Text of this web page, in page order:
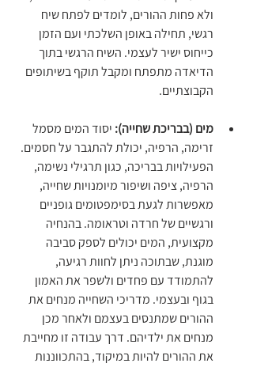
ולא פחות ההורים, לומדים לפתח שיח
רגשי, תחילה באופן השלכתי ועם הזמן
כייחוס ישיר לעצמי. השיח הרגשי בתוך
הדיאדה מתפתח ומקבל תוקף בשיתופים
הקבוצתיים.
מים (בבריכת שחייה): יסוד המים מסמל
זרימה, הרפיה, יכולת להתגבר על חסמים.
הפעילויות בבריכה, כגון תרגילי נשימה,
הרפיה, ציפה ושיפור מיומנויות שחייה,
מאפשרות לגעת בסימפטומים גופניים
ורגשיים של חרדה וטראומה. בהנחיה
מקצועית, המים יכולים לספק סביבה
מוגנת, שבתוכה ניתן לחוות רגיעה,
להתמודד עם פחדים ולשפר את האמון
בגוף ובעצמי. מדריכי השחייה מנחים את
ההורים שמתנסים בעצמם ולאחר מכן
מנחים את ילדיהם. דרך עבודה זו מחייבת
את ההורים להיות במיקוד, בהתכווננות